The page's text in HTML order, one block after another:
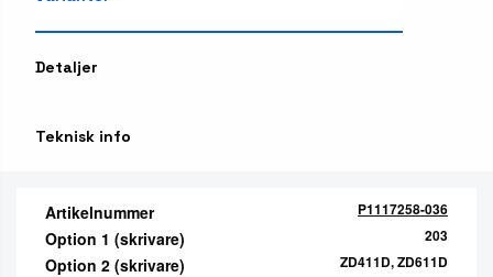
Detaljer
Teknisk info
Artikelnummer P1117258-036
Option 1 (skrivare) 203
Option 2 (skrivare) ZD411D, ZD611D